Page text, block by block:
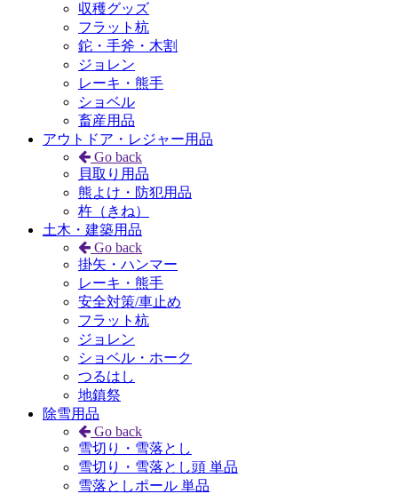
収穫グッズ
フラット杭
鉈・手斧・木割
ジョレン
レーキ・熊手
ショベル
畜産用品
アウトドア・レジャー用品
Go back
貝取り用品
熊よけ・防犯用品
杵（きね）
土木・建築用品
Go back
掛矢・ハンマー
レーキ・熊手
安全対策/車止め
フラット杭
ジョレン
ショベル・ホーク
つるはし
地鎮祭
除雪用品
Go back
雪切り・雪落とし
雪切り・雪落とし頭 単品
雪落としポール 単品